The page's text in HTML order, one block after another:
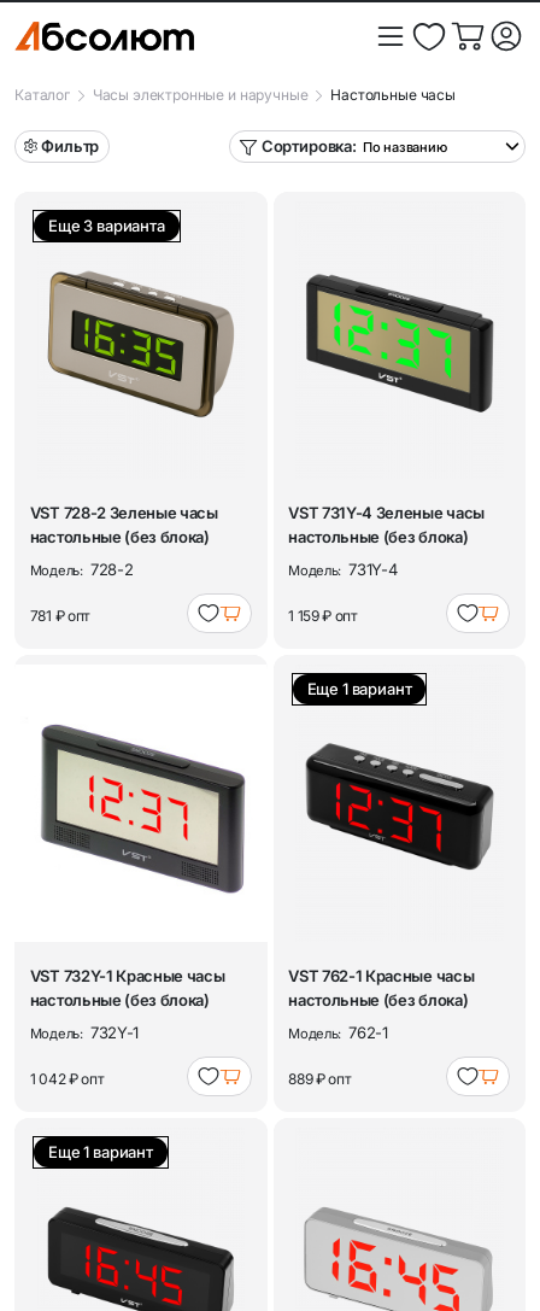
Каталог Часы электронные и наручные Настольные часы
Фильтр Сортировка:
Еще 3 варианта
VST 728-2 Зеленые часы
настольные (без блока)
Модель: 728-2
781 ₽опт
VST 731Y-4 Зеленые часы
настольные (без блока)
Модель: 731Y-4
1 159 ₽ опт
VST 732Y-1 Красные часы
настольные (без блока)
Модель: 732Y-1
1 042 ₽опт
Еще 1 вариант
VST 762-1 Красные часы
настольные (без блока)
Модель: 762-1
889 ₽опт
Еще 1 вариант